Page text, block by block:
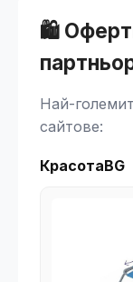
🛍️
Най-
сайтове:
КрасотаBG